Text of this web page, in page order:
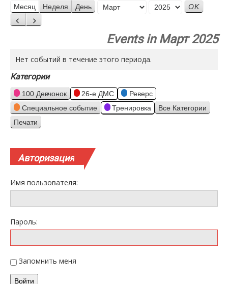
Месяц Неделя День
Месяц
Назад
Вперед
Events in Март 2025
Нет событий в течение этого периода.
Категории
100 Девчонок 26-е ДМС
Реверс
Специальное событие
Тренировка Все Категории
Просмотр
Печати
Авторизация
Имя пользователя:
Пароль:
Запомнить меня
Войти